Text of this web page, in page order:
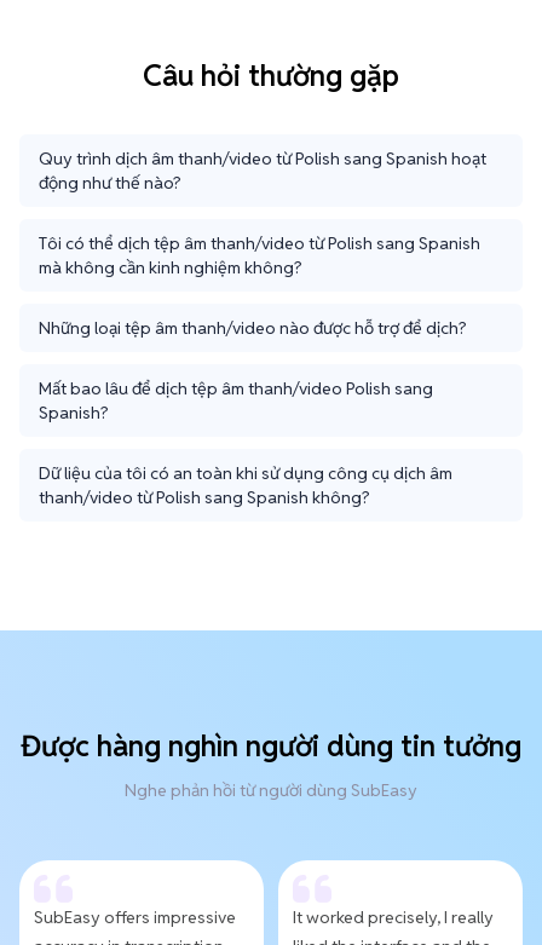
Câu hỏi thường gặp
Quy trình dịch âm thanh/video từ Polish sang Spanish hoạt
động như thế nào?
Tôi có thể dịch tệp âm thanh/video từ Polish sang Spanish
mà không cần kinh nghiệm không?
Những loại tệp âm thanh/video nào được hỗ trợ để dịch?
Mất bao lâu để dịch tệp âm thanh/video Polish sang
Spanish?
Dữ liệu của tôi có an toàn khi sử dụng công cụ dịch âm
thanh/video từ Polish sang Spanish không?
Được hàng nghìn người dùng tin tưởng
Nghe phản hồi từ người dùng SubEasy
SubEasy offers impressive
It worked precisely, I really